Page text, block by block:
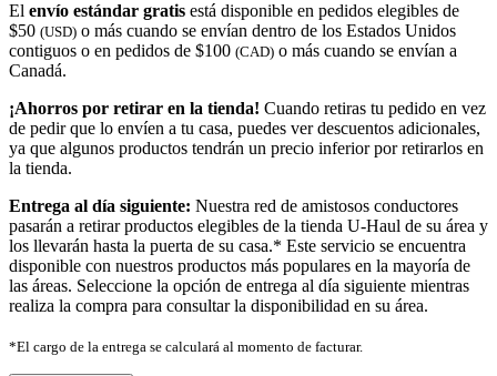
El envío estándar gratis está disponible en pedidos elegibles de
$50 (USD) o más cuando se envían dentro de los Estados Unidos
contiguos o en pedidos de $100 (CAD) o más cuando se envían a
Canadá.
¡Ahorros por retirar en la tienda! Cuando retiras tu pedido en vez
de pedir que lo envíen a tu casa, puedes ver descuentos adicionales,
ya que algunos productos tendrán un precio inferior por retirarlos en
la tienda.
Entrega al día siguiente: Nuestra red de amistosos conductores
pasarán a retirar productos elegibles de la tienda U-Haul de su área y
los llevarán hasta la puerta de su casa.* Este servicio se encuentra
disponible con nuestros productos más populares en la mayoría de
las áreas. Seleccione la opción de entrega al día siguiente mientras
realiza la compra para consultar la disponibilidad en su área.
*El cargo de la entrega se calculará al momento de facturar.